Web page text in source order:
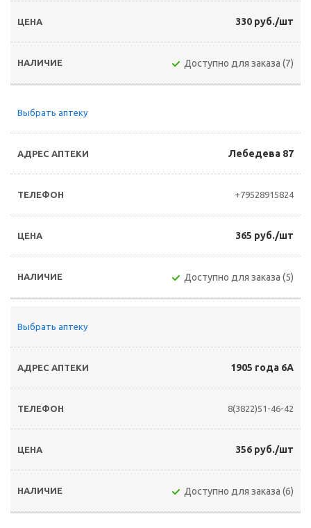
330 руб./шт
Доступно для заказа (7)
Выбрать аптеку
Лебедева 87
+79528915824
365 руб./шт
Доступно для заказа (5)
Выбрать аптеку
1905 года 6А
8(3822)51-46-42
356 руб./шт
Доступно для заказа (6)